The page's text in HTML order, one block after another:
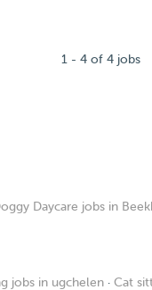
1 - 4 of 4 jobs
Daycare jobs in
jobs in ugchelen · Cat